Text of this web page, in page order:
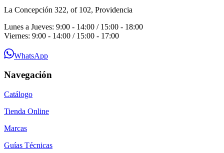
La Concepción 322, of 102, Providencia
Lunes a Jueves: 9:00 - 14:00 / 15:00 - 18:00
Viernes: 9:00 - 14:00 / 15:00 - 17:00
WhatsApp
Navegación
Catálogo
Tienda Online
Marcas
Guías Técnicas